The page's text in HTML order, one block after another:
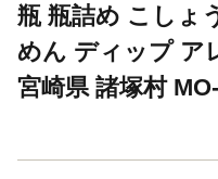
瓶 瓶詰め こしょ
めん ディップ ア
宮崎県 諸塚村